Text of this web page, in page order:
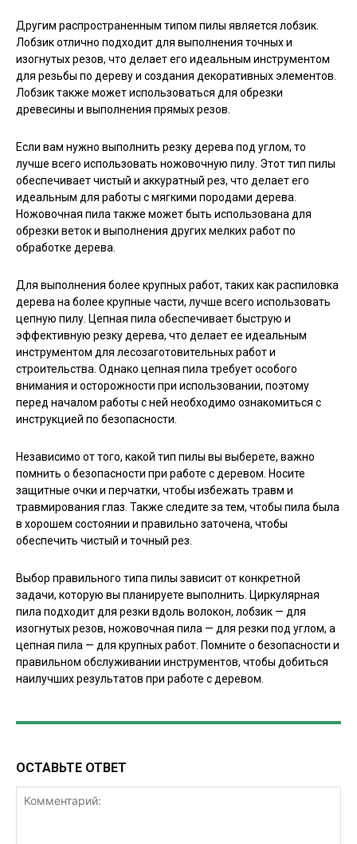
Другим распространенным типом пилы является лобзик.
Лобзик отлично подходит для выполнения точных и
изогнутых резов, что делает его идеальным инструментом
для резьбы по дереву и создания декоративных элементов.
Лобзик также может использоваться для обрезки
древесины и выполнения прямых резов.
Если вам нужно выполнить резку дерева под углом, то
лучше всего использовать ножовочную пилу. Этот тип пилы
обеспечивает чистый и аккуратный рез, что делает его
идеальным для работы с мягкими породами дерева.
Ножовочная пила также может быть использована для
обрезки веток и выполнения других мелких работ по
обработке дерева.
Для выполнения более крупных работ, таких как распиловка
дерева на более крупные части, лучше всего использовать
цепную пилу. Цепная пила обеспечивает быструю и
эффективную резку дерева, что делает ее идеальным
инструментом для лесозаготовительных работ и
строительства. Однако цепная пила требует особого
внимания и осторожности при использовании, поэтому
перед началом работы с ней необходимо ознакомиться с
инструкцией по безопасности.
Независимо от того, какой тип пилы вы выберете, важно
помнить о безопасности при работе с деревом. Носите
защитные очки и перчатки, чтобы избежать травм и
травмирования глаз. Также следите за тем, чтобы пила была
в хорошем состоянии и правильно заточена, чтобы
обеспечить чистый и точный рез.
Выбор правильного типа пилы зависит от конкретной
задачи, которую вы планируете выполнить. Циркулярная
пила подходит для резки вдоль волокон, лобзик — для
изогнутых резов, ножовочная пила — для резки под углом, а
цепная пила — для крупных работ. Помните о безопасности и
правильном обслуживании инструментов, чтобы добиться
наилучших результатов при работе с деревом.
ОСТАВЬТЕ ОТВЕТ